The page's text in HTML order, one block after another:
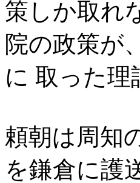
策しか取れ
院の政策が
に 取った
頼朝は周知
を鎌倉に護